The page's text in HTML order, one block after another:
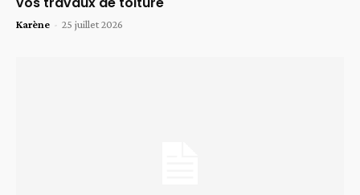
Karène - 25 juillet 2026